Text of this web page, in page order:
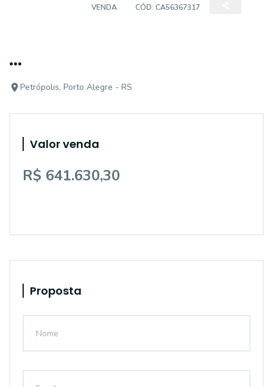
VENDA CÓD: CA56367317
...
Petrópolis, Porto Alegre - RS
Valor venda
R$ 641.630,30
Proposta